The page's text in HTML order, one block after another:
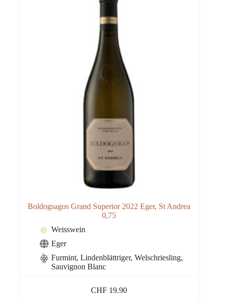
Boldogsagos Grand Superior 2022 Eger, St Andrea
0,75
Weisswein
Eger
Furmint, Lindenblättriger, Welschriesling,
Sauvignon Blanc
CHF 19.90